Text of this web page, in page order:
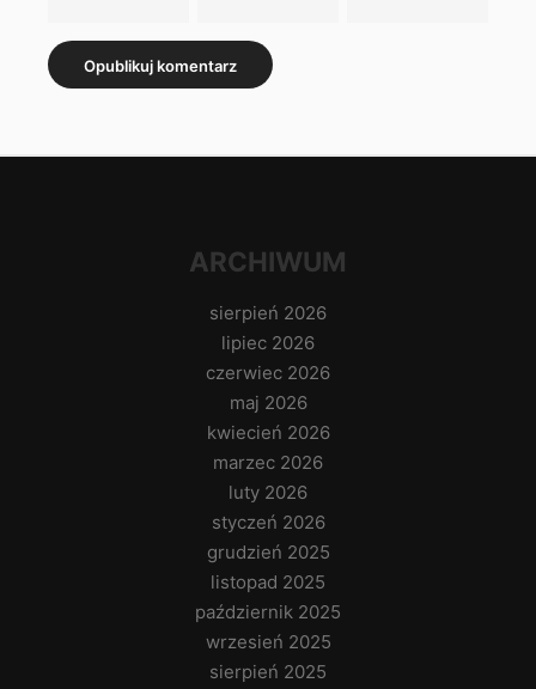
ARCHIWUM
sierpień 2026
lipiec 2026
czerwiec 2026
maj 2026
kwiecień 2026
marzec 2026
luty 2026
styczeń 2026
grudzień 2025
listopad 2025
październik 2025
wrzesień 2025
sierpień 2025